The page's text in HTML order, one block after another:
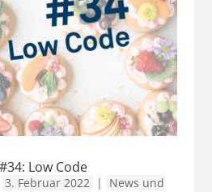
Low Code
3. Februar 2022 |
News und